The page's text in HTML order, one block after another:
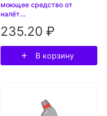
моющее средство от
налёт...
235.20 ₽
В корзину